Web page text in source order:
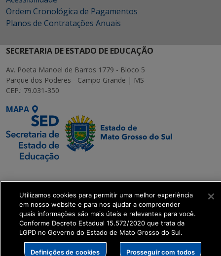
Ordem Cronológica de Pagamentos
Planos de Contratações Anuais
SECRETARIA DE ESTADO DE EDUCAÇÃO
Av. Poeta Manoel de Barros 1779 - Bloco 5
Parque dos Poderes - Campo Grande | MS
CEP.: 79.031-350
MAPA
Transformação Digital
get_footer();
Utilizamos cookies para permitir uma melhor experiência
em nosso website e para nos ajudar a compreender
quais informações são mais úteis e relevantes para você.
Conforme Decreto Estadual 15.572/2020 que trata da
LGPD no Governo do Estado de Mato Grosso do Sul.
Definições de cookies Prosseguir com todos